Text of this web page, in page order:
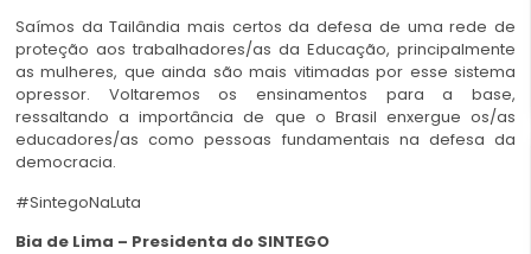
Saímos da Tailândia mais certos da defesa de uma rede de
proteção aos trabalhadores/as da Educação, principalmente
as mulheres, que ainda são mais vitimadas por esse sistema
opressor. Voltaremos os ensinamentos para a base,
ressaltando a importância de que o Brasil enxergue os/as
educadores/as como pessoas fundamentais na defesa da
democracia.
#SintegoNaLuta
Bia de Lima – Presidenta do SINTEGO